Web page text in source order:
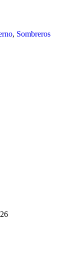
, Sombreros